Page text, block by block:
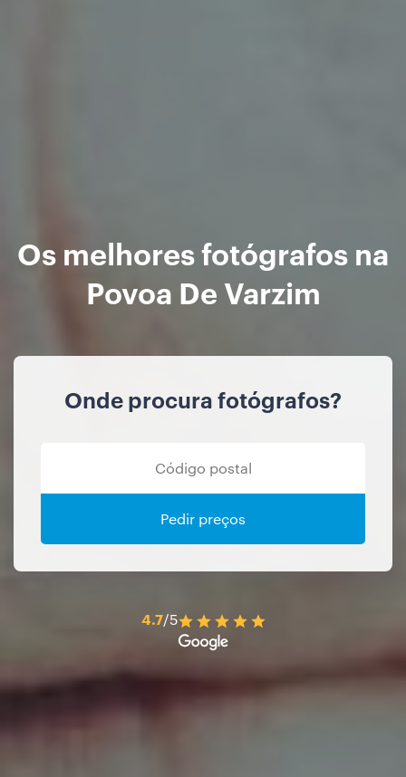
Os melhores fotógrafos na
Povoa De Varzim
Onde procura fotógrafos?
Pedir preços
4.7/5